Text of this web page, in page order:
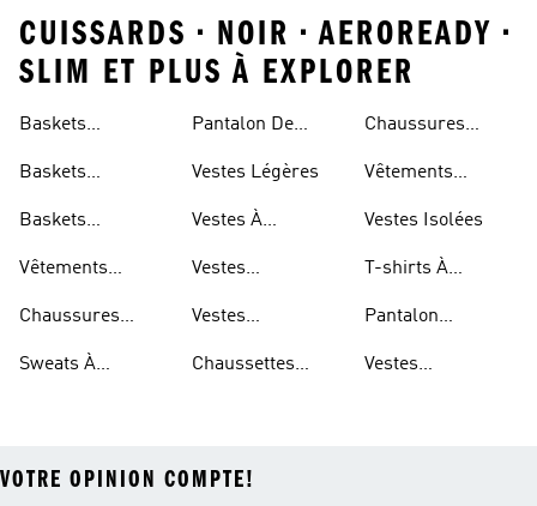
CUISSARDS • NOIR • AEROREADY •
SLIM ET PLUS À EXPLORER
Baskets
Femme
Baskets
Hommes
Baskets
Enfants
Vêtements
Chaussures
Sweats À
Pantalon De
Vestes Légères
Vestes À
Vestes
Pour Hommes
Vestes
Pour Femmes
Chaussettes
Chaussures
Vêtements
Vestes Isolées
T-shirts À
Pantalon
Vestes
VOTRE OPINION COMPTE!